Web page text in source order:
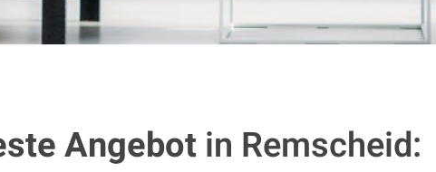
Angebotin Remscheid: